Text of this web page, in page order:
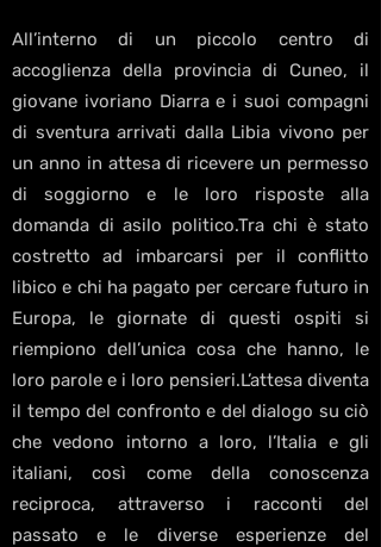
All’interno di un piccolo centro di
accoglienza della provincia di Cuneo, il
giovane ivoriano Diarra e i suoi compagni
di sventura arrivati dalla Libia vivono per
un anno in attesa di ricevere un permesso
di soggiorno e le loro risposte alla
domanda di asilo politico.Tra chi è stato
costretto ad imbarcarsi per il conflitto
libico e chi ha pagato per cercare futuro in
Europa, le giornate di questi ospiti si
riempiono dell’unica cosa che hanno, le
loro parole e i loro pensieri.L’attesa diventa
il tempo del confronto e del dialogo su ciò
che vedono intorno a loro, l’Italia e gli
italiani, così come della conoscenza
reciproca, attraverso i racconti del
passato e le diverse esperienze del